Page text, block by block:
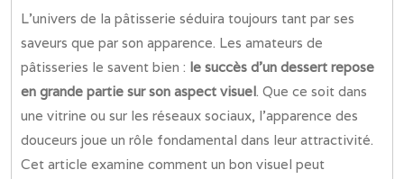
L’univers de la pâtisserie séduira toujours tant par ses
saveurs que par son apparence. Les amateurs de
pâtisseries le savent bien : le succès d’un dessert repose
en grande partie sur son aspect visuel. Que ce soit dans
une vitrine ou sur les réseaux sociaux, l’apparence des
douceurs joue un rôle fondamental dans leur attractivité.
Cet article examine comment un bon visuel peut